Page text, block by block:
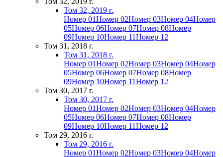
Том 32, 2019 г.
Номер 01Номер 02Номер 03Номер 04Номер
05Номер 06Номер 07Номер 08Номер
09Номер 10Номер 11Номер 12
Том 31, 2018 г.
Том 31, 2018 г.
Номер 01Номер 02Номер 03Номер 04Номер
05Номер 06Номер 07Номер 08Номер
09Номер 10Номер 11Номер 12
Том 30, 2017 г.
Том 30, 2017 г.
Номер 01Номер 02Номер 03Номер 04Номер
05Номер 06Номер 07Номер 08Номер
09Номер 10Номер 11Номер 12
Том 29, 2016 г.
Том 29, 2016 г.
Номер 01Номер 02Номер 03Номер 04Номер